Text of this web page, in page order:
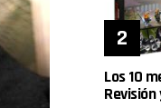
Los 10